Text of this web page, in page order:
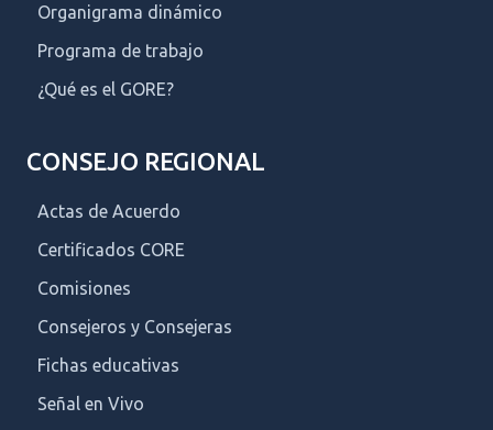
Organigrama dinámico
Programa de trabajo
¿Qué es el GORE?
CONSEJO REGIONAL
Actas de Acuerdo
Certificados CORE
Comisiones
Consejeros y Consejeras
Fichas educativas
Señal en Vivo